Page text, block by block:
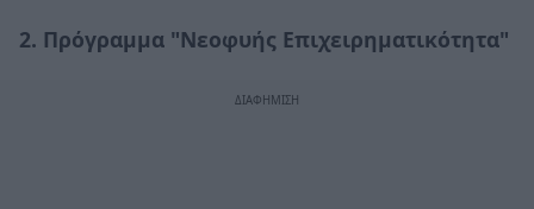
2. Πρόγραμμα "Νεοφυής Επιχειρηματικότητα"